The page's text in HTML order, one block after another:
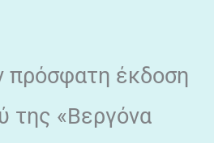
έκδοση
της «Βεργόνα